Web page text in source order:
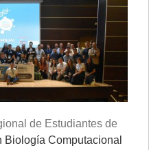
de Estudiantes de
Computacional